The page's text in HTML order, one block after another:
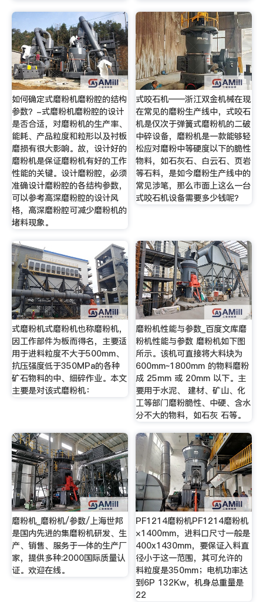
如何确定式磨粉机磨粉腔的结构
参数？-式磨粉机磨粉腔的设计
是否合适，对磨粉机的生产率、
能耗、产品粒度和粒形以及衬板
磨损有很大影响。故，设计好的
磨粉机是保证磨粉机有好的工作
性能的关键。设计磨粉腔，必须
准确设计磨粉腔的各结构参数，
可以参考高深磨粉腔的设计风
格，高深磨粉腔可减少磨粉机的
堵料现象。
式咬石机——浙江双金机械在现
在常见的磨粉生产线中，式咬石
机是仅次于弹簧式磨粉机的二破
中碎设备，磨粉机是一款能够轻
松应对磨粉中等硬度以下的脆性
物料，如石灰石、白云石、页岩
等石料，是如今磨粉生产线中的
常见涉笔，那么市面上这么一台
式咬石机设备需要多少钱呢？
式磨粉机式磨粉机也称磨粉机，
因工作部件为板而得名，主要适
用于进料粒度不大于500mm、
抗压强度低于350MPa的各种
矿石物料的中、细碎作业。本文
主要是对该式磨粉机：
磨粉机性能与参数_百度文库磨
粉机性能与参数 磨粉机如下图
所示。该机可直接将大料块为
600mm~1800mm 的物料磨粉
成 25mm 或 20mm 以下。主
要用于水泥、 建材、矿山、化
工等部门磨粉脆性、中硬、含水
分不大的物料，如石灰 石等。
磨粉机_磨粉机/参数/上海世邦
是国内先进的集磨粉机研发、生
产、销售、服务于一体的生产厂
家，提供多种:2000国际质量认
证。欢迎在线。
PF1214磨粉机PF1214磨粉机
×1400mm，进料口尺寸一般是
400x1430mm，要保证入料直
径小于这一范围，其可允许的
料粒度是350mm；电机功率达
到6P 132Kw，机身总重量是
22